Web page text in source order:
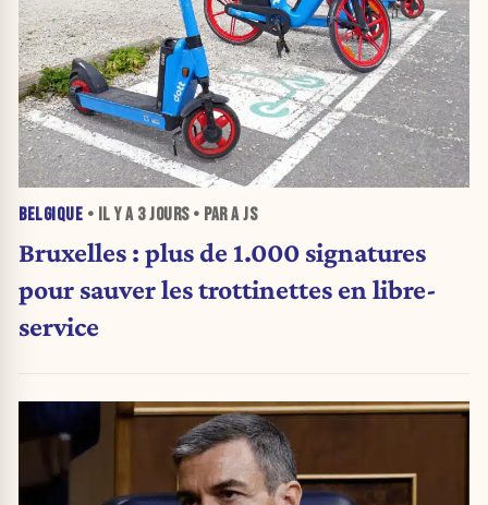
BELGIQUE • IL Y A 3 JOURS• PAR A JS
Bruxelles : plus de 1.000 signatures
pour sauver les trottinettes en libre-
service